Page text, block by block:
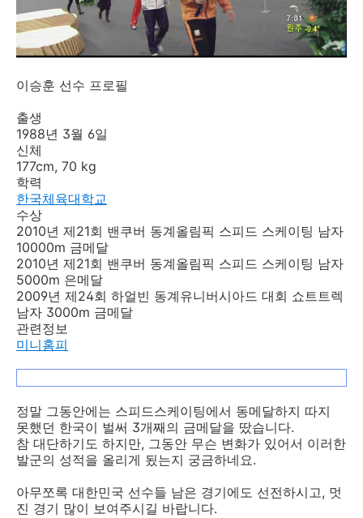
이승훈 선수 프로필
출생
1988년 3월 6일
신체
177cm, 70 kg
학력
한국체육대학교
수상
2010년 제21회 밴쿠버 동계올림픽 스피드 스케이팅 남자
10000m 금메달
2010년 제21회 밴쿠버 동계올림픽 스피드 스케이팅 남자
5000m 은메달
2009년 제24회 하얼빈 동계유니버시아드 대회 쇼트트렉
남자 3000m 금메달
관련정보
미니홈피
정말 그동안에는 스피드스케이팅에서 동메달하지 따지
못했던 한국이 벌써 3개째의 금메달을 땄습니다.
참 대단하기도 하지만, 그동안 무슨 변화가 있어서 이러한
발군의 성적을 올리게 됬는지 궁금하네요.
아무쪼록 대한민국 선수들 남은 경기에도 선전하시고, 멋
진 경기 많이 보여주시길 바랍니다.